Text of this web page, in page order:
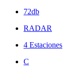
72db
RADAR
4 Estaciones
C